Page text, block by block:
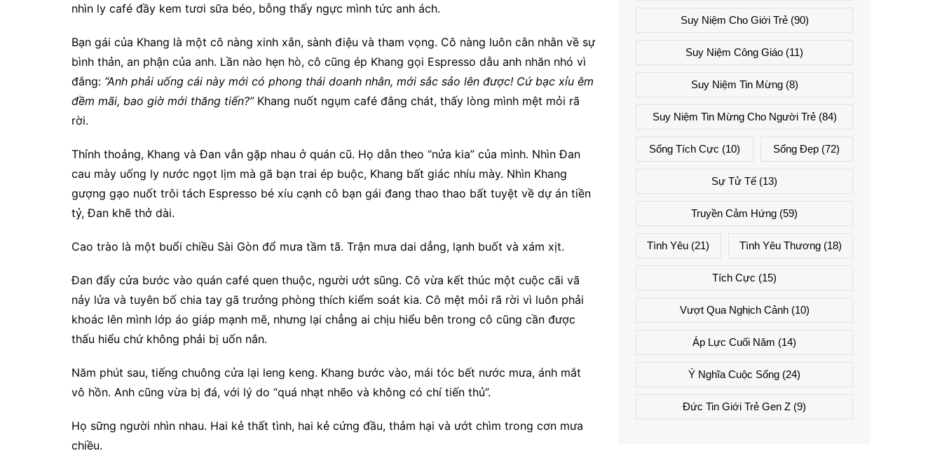
nhìn ly café đầy kem tươi sữa béo, bỗng thấy ngực mình tức anh ách.
Bạn gái của Khang là một cô nàng xinh xắn, sành điệu và tham vọng. Cô nàng luôn cằn nhằn về sự
bình thản, an phận của anh. Lần nào hẹn hò, cô cũng ép Khang gọi Espresso dẫu anh nhăn nhó vì
đắng: “Anh phải uống cái này mới có phong thái doanh nhân, mới sắc sảo lên được! Cứ bạc xỉu êm
đềm mãi, bao giờ mới thăng tiến?”Khang nuốt ngụm café đắng chát, thấy lòng mình mệt mỏi rã
rời.
Thỉnh thoảng, Khang và Đan vẫn gặp nhau ở quán cũ. Họ dẫn theo “nửa kia” của mình. Nhìn Đan
cau mày uống ly nước ngọt lịm mà gã bạn trai ép buộc, Khang bất giác nhíu mày. Nhìn Khang
gượng gạo nuốt trôi tách Espresso bé xíu cạnh cô bạn gái đang thao thao bất tuyệt về dự án tiền
tỷ, Đan khẽ thở dài.
Cao trào là một buổi chiều Sài Gòn đổ mưa tầm tã. Trận mưa dai dẳng, lạnh buốt và xám xịt.
Đan đẩy cửa bước vào quán café quen thuộc, người ướt sũng. Cô vừa kết thúc một cuộc cãi vã
nảy lửa và tuyên bố chia tay gã trưởng phòng thích kiểm soát kia. Cô mệt mỏi rã rời vì luôn phải
khoác lên mình lớp áo giáp mạnh mẽ, nhưng lại chẳng ai chịu hiểu bên trong cô cũng cần được
thấu hiểu chứ không phải bị uốn nắn.
Năm phút sau, tiếng chuông cửa lại leng keng. Khang bước vào, mái tóc bết nước mưa, ánh mắt
vô hồn. Anh cũng vừa bị đá, với lý do “quá nhạt nhẽo và không có chí tiến thủ”.
Họ sững người nhìn nhau. Hai kẻ thất tình, hai kẻ cứng đầu, thảm hại và ướt chìm trong cơn mưa
chiều.
Suy Niệm Cho Giới Trẻ(90)
Suy Niệm Công Giáo (11)
Suy Niệm Tin Mừng(8)
Suy Niệm Tin Mừng Cho Người Trẻ(84)
Sống Tích Cực (10) Sống Đẹp (72)
Sự Tử Tế (13)
Truyền Cảm Hứng (59)
Tình Yêu (21) Tình Yêu Thương(18)
Tích Cực (15)
Vượt Qua Nghịch Cảnh(10)
Áp Lực Cuối Năm (14)
Ý Nghĩa Cuộc Sống (24)
Đức Tin Giới Trẻ Gen Z (9)